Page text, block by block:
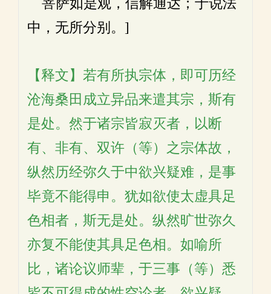
菩萨如是观，信解通达；于说法
中，无所分别。]
【释文】若有所执宗体，即可历经
沧海桑田成立异品来遣其宗，斯有
是处。然于诸宗皆寂灭者，以断
有、非有、双许（等）之宗体故，
纵然历经弥久于中欲兴疑难，是事
毕竟不能得申。犹如欲使太虚具足
色相者，斯无是处。纵然旷世弥久
亦复不能使其具足色相。如喻所
比，诸论议师辈，于三事（等）悉